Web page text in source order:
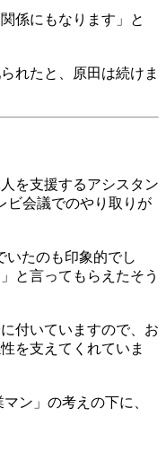
係にもなります」と
れたと、原田は続けま
を支援するアシスタン
ビ会議でのやり取りが
いたのも印象的でし
と言ってもらえたそう
付いていますので、お
を支えてくれていま
ン」の考えの下に、